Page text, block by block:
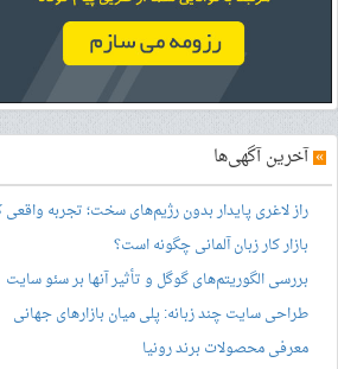
»آخرین آگهی‌ها
راز لاغری پایدار بدون رژیم‌های سخت؛ تجربه
بازار کار زبان آلمانی چگونه است؟
بررسی الگوریتم‌های گوگل و تأثیر آنها بر سئو سایت
طراحی سایت چند زبانه: پلی میان بازارهای جهانی
معرفی محصولات برند رونیا